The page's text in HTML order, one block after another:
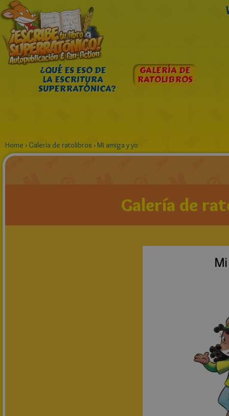
¿QUÉ ES ESO DE
LA ESCRITURA
SUPERRATÓNICA?
GALERÍA DE
RATOLIBROS
Home › Galería de ratolibros ›Mi amiga y yo
Galería de